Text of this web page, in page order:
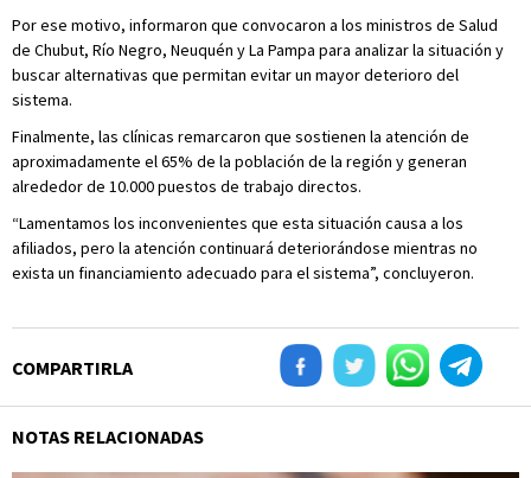
Por ese motivo, informaron que convocaron a los ministros de Salud
de Chubut, Río Negro, Neuquén y La Pampa para analizar la situación y
buscar alternativas que permitan evitar un mayor deterioro del
sistema.
Finalmente, las clínicas remarcaron que sostienen la atención de
aproximadamente el 65% de la población de la región y generan
alrededor de 10.000 puestos de trabajo directos.
“Lamentamos los inconvenientes que esta situación causa a los
afiliados, pero la atención continuará deteriorándose mientras no
exista un financiamiento adecuado para el sistema”, concluyeron.
COMPARTIRLA
NOTAS RELACIONADAS